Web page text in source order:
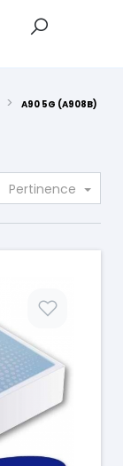
A90 5G (A908B)
Pertinence